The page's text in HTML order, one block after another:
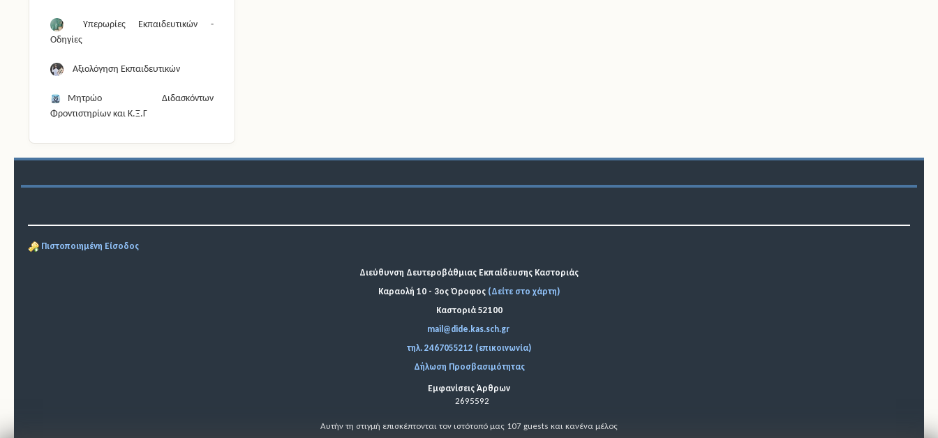
Υπερωρίες Εκπαιδευτικών -
Οδηγίες
Αξιολόγηση Εκπαιδευτικών
Μητρώο Διδασκόντων
Φροντιστηρίων και Κ.Ξ.Γ
Πιστοποιημένη Είσοδος
Διεύθυνση Δευτεροβάθμιας Εκπαίδευσης Καστοριάς
Καραολή 10 - 3ος Όροφος (Δείτε στο χάρτη)
Καστοριά 52100
mail@dide.kas.sch.gr
τηλ. 2467055212 (επικοινωνία)
Δήλωση Προσβασιμότητας
Εμφανίσεις Άρθρων
2695592
Αυτήν τη στιγμή επισκέπτονται τον ιστότοπό μας 107 guests και κανένα μέλος